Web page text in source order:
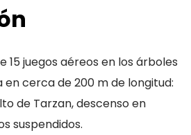
15 juegos aéreos en los árboles
en cerca de 200 m de longitud:
de Tarzan, descenso en
suspendidos.